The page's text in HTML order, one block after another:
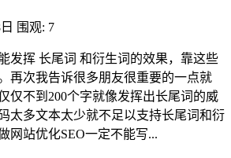
围观: 7
发挥 长尾词 和衍生词的效果，靠这些
再次我告诉很多朋友很重要的一点就
仅不到200个字就像发挥出长尾词的威
太多文本太少就不足以支持长尾词和衍
网站优化SEO一定不能写...